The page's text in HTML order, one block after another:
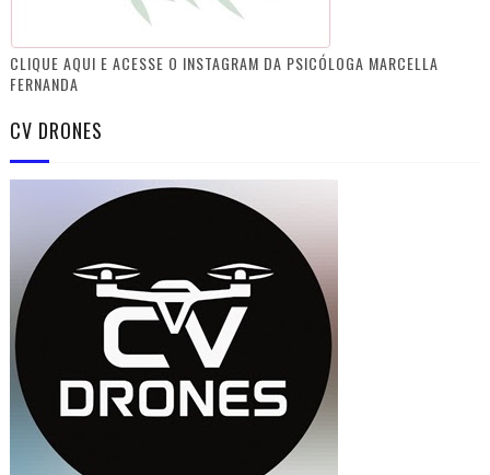
CLIQUE AQUI E ACESSE O INSTAGRAM DA PSICÓLOGA MARCELLA
FERNANDA
CV DRONES